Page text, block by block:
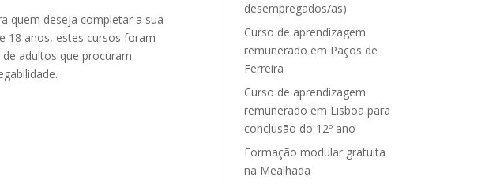
quem deseja completar a sua
18 anos, estes cursos foram
adultos que procuram
desempregados/as)
Curso de aprendizagem
remunerado em Paços de
Ferreira
Curso de aprendizagem
remunerado em Lisboa para
conclusão do 12º ano
Formação modular gratuita
na Mealhada